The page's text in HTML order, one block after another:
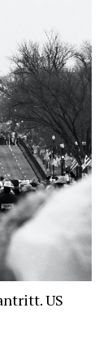
US